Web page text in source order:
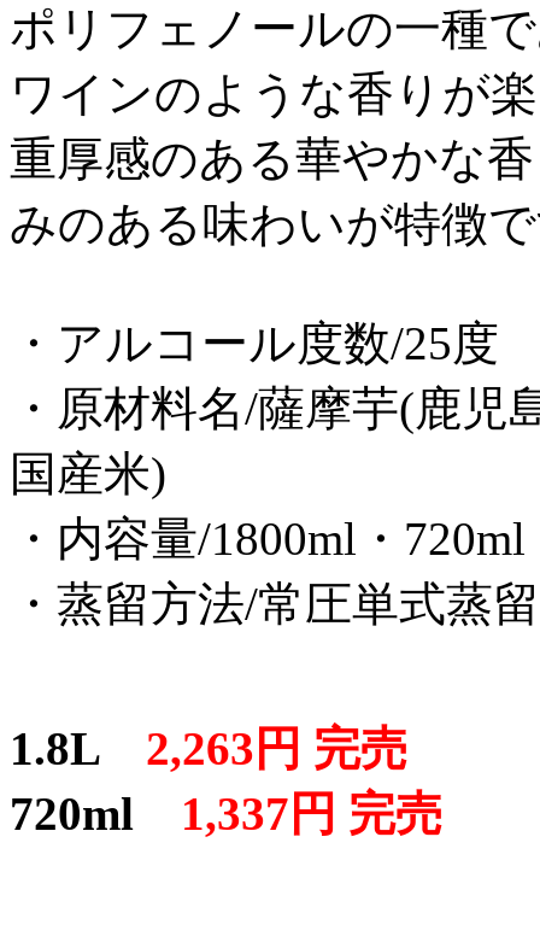
ポリフェノールの一種
ワインのような香りが
重厚感のある華やかな
みのある味わいが特徴
・アルコール度数/25度
・原材料名/薩摩芋(鹿
国産米)
・内容量/1800ml・720ml
・蒸留方法/常圧単式蒸留
1.8L 2,263円 完売
720ml 1,337円 完売